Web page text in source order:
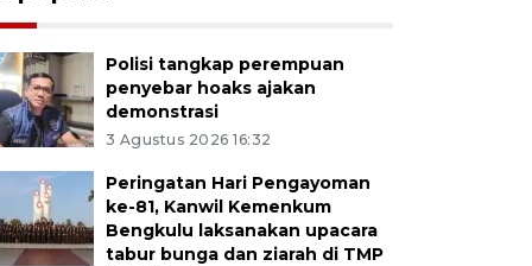
Polisi tangkap perempuan
penyebar hoaks ajakan
demonstrasi
3 Agustus 2026 16:32
Peringatan Hari Pengayoman
ke-81, Kanwil Kemenkum
Bengkulu laksanakan upacara
tabur bunga dan ziarah di TMP